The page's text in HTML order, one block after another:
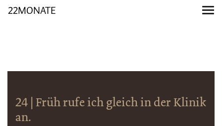
22MONATE
24 | Früh rufe ich gleich in der Klinik
an.